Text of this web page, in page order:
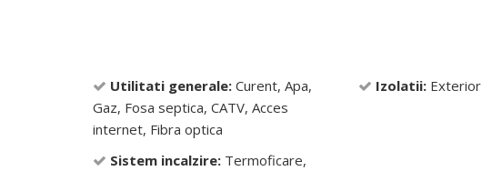
Utilitati generale: Curent, Apa,
Gaz, Fosa septica, CATV, Acces
internet, Fibra optica
Sistem incalzire: Termoficare,
Izolatii: Exterior